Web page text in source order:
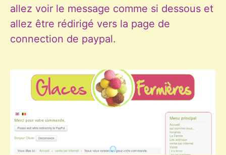
allez voir le message comme si dessous et
allez être rédirigé vers la page de
connection de paypal.